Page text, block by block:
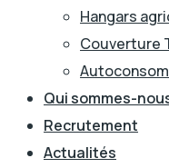
Hangars
Couverture
Qui sommes-
Recrutement
Actualités